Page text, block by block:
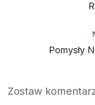
Pomysły
Zostaw